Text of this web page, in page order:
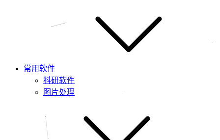
常用软件
科研软件
图片处理